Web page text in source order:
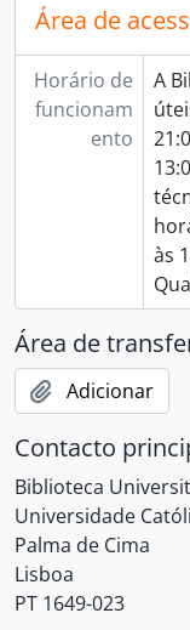
Área de
Horário de
funcionam
ento
A
às
Área de
Adicionar
Contacto
Biblioteca
Universidade
Palma de Cima
Lisboa
PT 1649-023